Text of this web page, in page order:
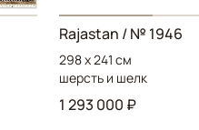
Rajastan / № 1946
298 x 241 см
шерсть и шелк
1 293 000 ₽